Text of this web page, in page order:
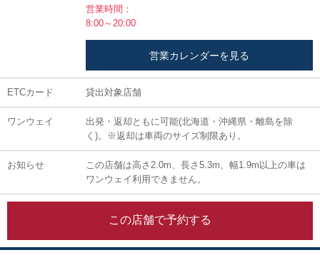
営業時間：
8:00～20:00
営業カレンダーを見る
ETCカード 貸出対象店舗
ワンウェイ
出発・返却ともに可能(北海道・沖縄県・離島を除
く)。※返却は車両のサイズ制限あり。
お知らせ
この店舗は高さ2.0m、長さ5.3m、幅1.9m以上の車は
ワンウェイ利用できません。
この店舗で予約する